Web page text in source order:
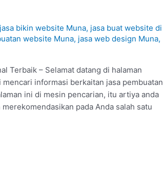
jasa bikin website Muna, jasa buat website di
website Muna, jasa web design Muna,
Terbaik – Selamat datang di halaman
informasi berkaitan jasa pembuatan
ini di mesin pencarian, itu artiya anda
pada Anda salah satu